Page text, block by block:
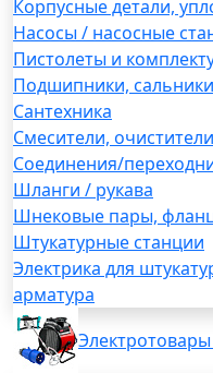
Корпусные детали,
Насосы / насосные
Пистолеты и
Подшипники, сальники
Сантехника
Смесители,
Соединения/
Шланги / рукава
Шнековые пары,
Штукатурные станции
Электрика для
арматура